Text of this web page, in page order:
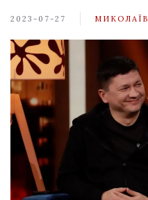
2023-07-27 МИКОЛАЇВ